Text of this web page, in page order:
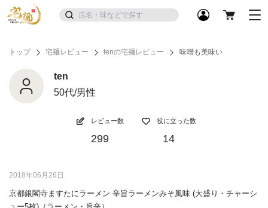
トップ 宅麺レビュー tenの宅麺レビュー 味噌も美味い
ten
50代/男性
レビュー数
299
役に立った数
14
2018年06月26日
京都銀閣寺ますたにラーメン 辛旨ラーメンみそ風味 (大盛り・チャーシ